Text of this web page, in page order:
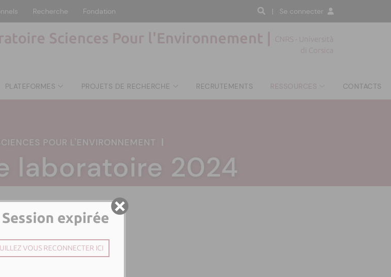
Recherche Fondation | Se connecter
Sciences Pour l'Environnement |
CNRS - Università
di Corsica
PLATEFORMES PROJETS DE RECHERCHE RECRUTEMENTS RESSOURCES CONTACTS
POUR L'ENVIRONNEMENT
laboratoire 2024